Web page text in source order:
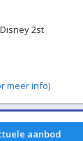
2st
meer info)
aanbod